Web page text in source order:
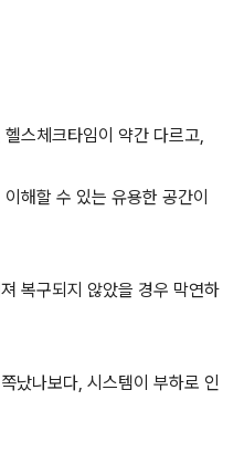
스체크타임이 약간 다르고,
해할 수 있는 유용한 공간이
복구되지 않았을 경우 막연하
났나보다, 시스템이 부하로 인